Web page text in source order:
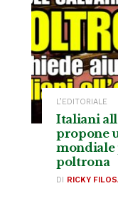
L’EDITORIALE
Italiani
propone
mondiale
poltrona
DI RICKY